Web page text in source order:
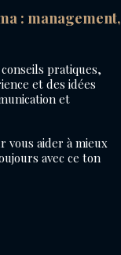
: management,
pratiques,
et des idées
et
vous aider à mieux
avec ce ton